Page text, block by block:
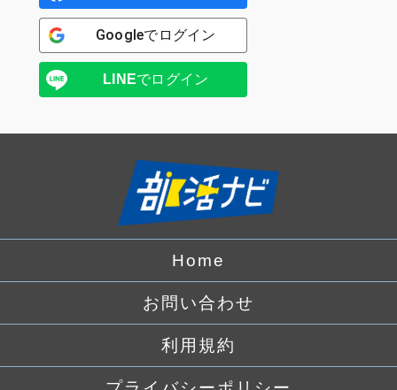
Googleでログイン
LINEでログイン
Home
お問い合わせ
利用規約